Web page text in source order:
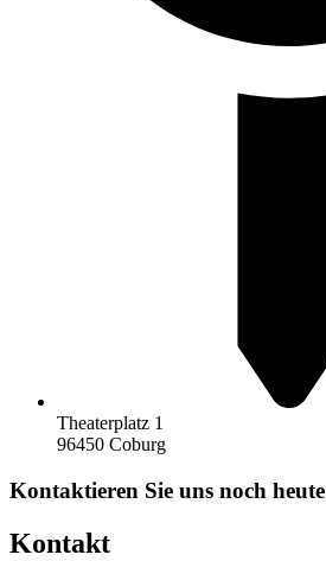
Theaterplatz 1
96450 Coburg
Kontaktieren Sie uns noch heute
Kontakt